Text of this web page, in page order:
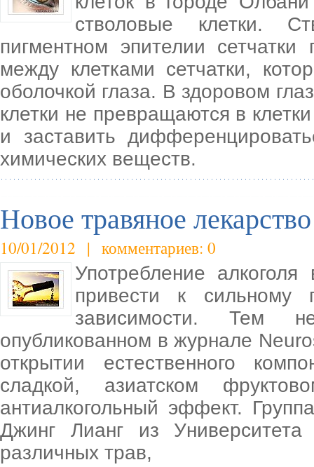
стволовые клетки.
пигментном эпителии
между клетками сетчатки,
оболочкой глаза. В здоровом
клетки не превращаются в
и заставить
химических веществ.
Новое травяное
10/01/2012 | комментариев: 0
Употребление
привести к сильному
зависимости. Тем
опубликованном в журнале
открытии естественного
сладкой, азиатском
антиалкогольный эффект.
Джинг Лианг из
различных трав,